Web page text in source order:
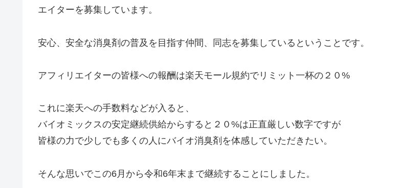
エイターを募集しています。
安心、安全な消臭剤の普及を目指す仲間、同志を募集しているということです。
アフィリエイターの皆様への報酬は楽天モール規約でリミット一杯の２０%
これに楽天への手数料などが入ると、
バイオミックスの安定継続供給からすると２０%は正直厳しい数字ですが
皆様の力で少しでも多くの人にバイオ消臭剤を体感していただきたい。
そんな思いでこの6月から令和6年末まで継続することにしました。